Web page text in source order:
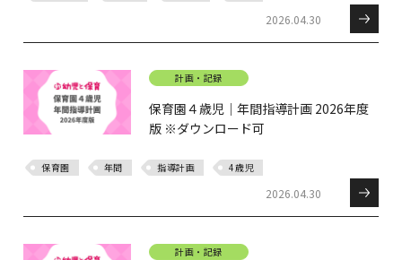
2026.04.30
計画・記録
保育園４歳児｜年間指導計画 2026年度
版 ※ダウンロード可
保育園 年間 指導計画 4歳児
2026.04.30
計画・記録